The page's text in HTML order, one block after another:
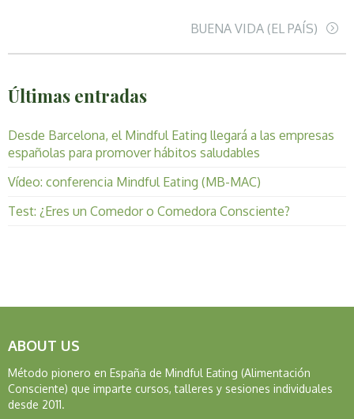
BUENA VIDA (EL PAÍS)
Últimas entradas
Desde Barcelona, el Mindful Eating llegará a las empresas
españolas para promover hábitos saludables
Vídeo: conferencia Mindful Eating (MB-MAC)
Test: ¿Eres un Comedor o Comedora Consciente?
ABOUT US
Método pionero en España de Mindful Eating (Alimentación
Consciente) que imparte cursos, talleres y sesiones individuales
desde 2011.